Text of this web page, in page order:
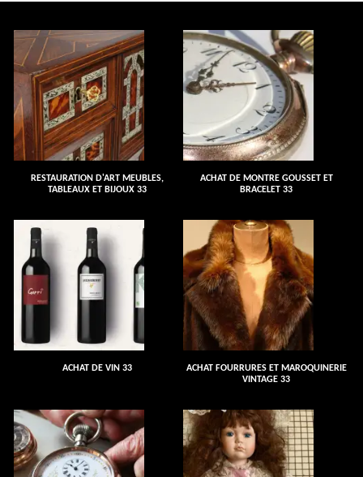
RESTAURATION D'ART MEUBLES,
TABLEAUX ET BIJOUX 33
ACHAT DE MONTRE GOUSSET ET
BRACELET 33
ACHAT DE VIN 33
ACHAT FOURRURES ET MAROQUINERIE
VINTAGE 33